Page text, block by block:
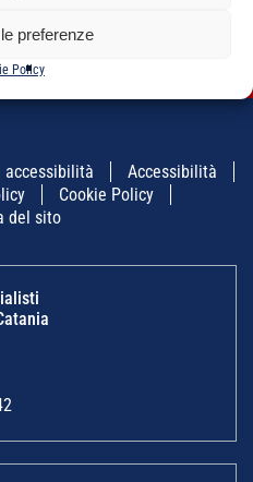
preferenze
Policy
accessibilità
Accessibilità
Cookie Policy
del sito